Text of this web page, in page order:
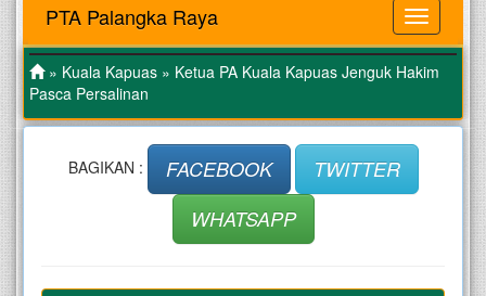
MENU
PTA Palangka Raya
» Kuala Kapuas » Ketua PA Kuala Kapuas Jenguk Hakim
Pasca Persalinan
BAGIKAN : FACEBOOK
TWITTER
WHATSAPP